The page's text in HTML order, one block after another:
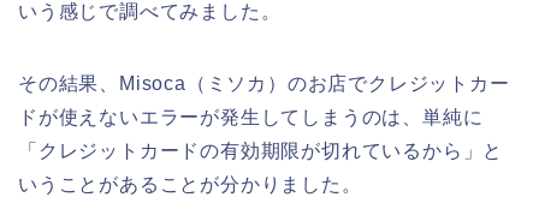
いう感じで調べてみました。
その結果、Misoca（ミソカ）のお店でクレジットカー
ドが使えないエラーが発生してしまうのは、単純に
「クレジットカードの有効期限が切れているから」と
いうことがあることが分かりました。